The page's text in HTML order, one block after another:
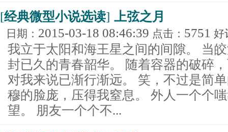
[经典微型小说选读] 上弦之月
日期： 2015-03-18 08:46:39 点击： 5751 好
我立于太阳和海王星之间的间隙。 当
封已久的青春韶华。 随着容器的破碎
对我来说已渐行渐远。 笑，不过是简
穆的脸庞，压得我窒息。 外人一个个
望。 朋友一个个不...